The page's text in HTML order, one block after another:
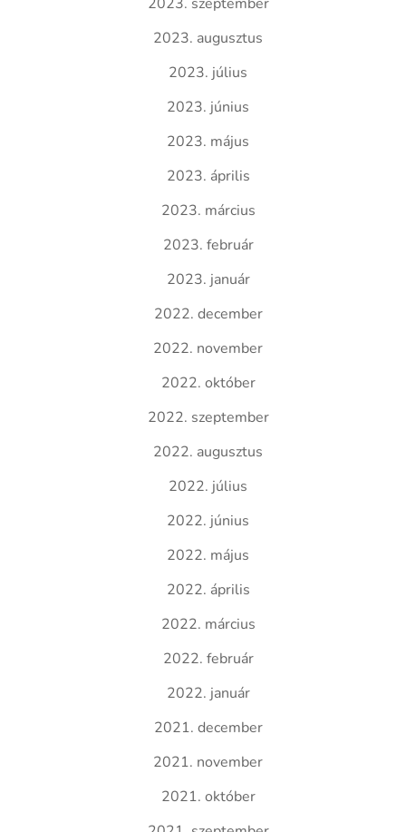
2023. augusztus
2023. július
2023. június
2023. május
2023. április
2023. március
2023. február
2023. január
2022. december
2022. november
2022. október
2022. szeptember
2022. augusztus
2022. július
2022. június
2022. május
2022. április
2022. március
2022. február
2022. január
2021. december
2021. november
2021. október